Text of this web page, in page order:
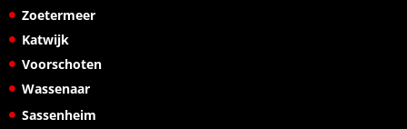
Zoetermeer
Katwijk
Voorschoten
Wassenaar
Sassenheim